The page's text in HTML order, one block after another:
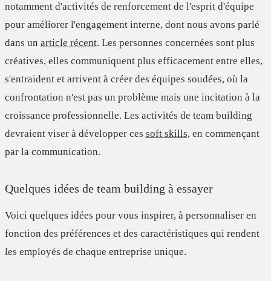
notamment d'activités de renforcement de l'esprit d'équipe
pour améliorer l'engagementinterne, dont nous avons parlé
dans un article récent. Les personnes concernées sont plus
créatives, elles communiquent plus efficacement entre elles,
s'entraident et arrivent à créer des équipes soudées, où la
confrontation n'est pas un problème mais une incitation à la
croissance professionnelle. Les activités de team building
devraient viser à développer ces soft skills, en commençant
par la communication.
Quelques idées de team building à essayer
Voici quelques idées pour vous inspirer, à personnaliser en
fonction des préférences et des caractéristiques qui rendent
les employés de chaque entreprise unique.